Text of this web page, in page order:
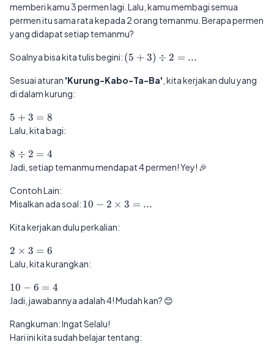
memberi kamu 3 permen lagi. Lalu, kamu membagi semua
permen itu sama rata kepada 2 orang temanmu. Berapa permen
yang didapat setiap temanmu?
Soalnya bisa kita tulis begini: (5
3)
(5 + 3) ÷ 2 = ...
Sesuai aturan 'Kurung-Kabo-Ta-Ba' , kita kerjakan dulu yang
di dalam kurung:
5
+
=
8
5 + 3 = 8
Lalu, kita bagi:
8
÷
=
4
8 ÷ 2 = 4
Jadi, setiap temanmu mendapat 4 permen! Yey! 🎉
Contoh Lain:
Misalkan ada soal: 10
2
=
10 − 2 × 3 = ...
Kita kerjakan dulu perkalian:
2
×
=
6
2 × 3 = 6
Lalu, kita kurangkan:
10
-
=
4
10 − 6 = 4
Jadi, jawabannya adalah 4! Mudah kan? 😊
Rangkuman: Ingat Selalu!
Hari ini kita sudah belajar tentang: